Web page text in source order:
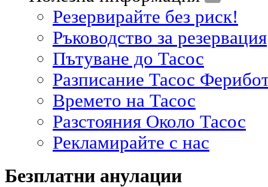
Резервирайте без риск!
Ръководство за резервация
Пътуване до Тасос
Разписание Тасос
Времето на Тасос
Разстояния Около Тасос
Рекламирайте с нас
Безплатни анулации